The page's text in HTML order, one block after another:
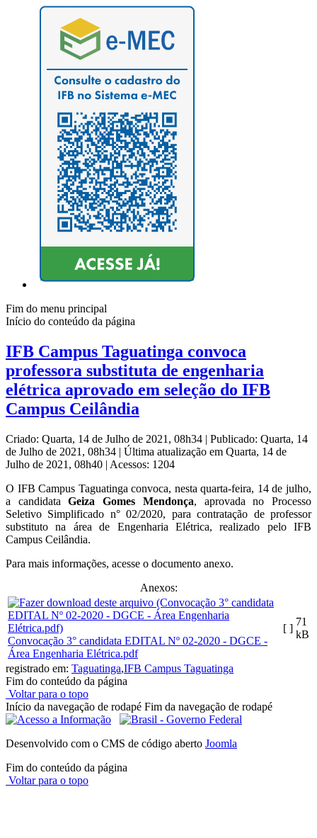
Fim do menu principal
Início do conteúdo da página
IFB Campus Taguatinga convoca
professora substituta de engenharia
elétrica aprovado em seleção do IFB
Campus Ceilândia
Criado: Quarta, 14 de Julho de 2021, 08h34 | Publicado: Quarta, 14
de Julho de 2021, 08h34 | Última atualização em Quarta, 14 de
Julho de 2021, 08h40 | Acessos: 1204
O IFB Campus Taguatinga convoca, nesta quarta-feira, 14 de julho,
a candidataGeiza Gomes Mendonça, aprovada no Processo
Seletivo Simplificado n° 02/2020, para contratação de professor
substituto na área de Engenharia Elétrica, realizado pelo IFB
Campus Ceilândia.
Para mais informações, acesse o documento anexo.
Anexos:
Convocação 3° candidata EDITAL Nº 02-2020 - DGCE -
Área Engenharia Elétrica.pdf
[ ]
71
kB
registrado em: Taguatinga,IFB Campus Taguatinga
Fim do conteúdo da página
Voltar para o topo
Início da navegação de rodapé Fim da navegação de rodapé
Desenvolvido com o CMS de código aberto Joomla
Fim do conteúdo da página
Voltar para o topo